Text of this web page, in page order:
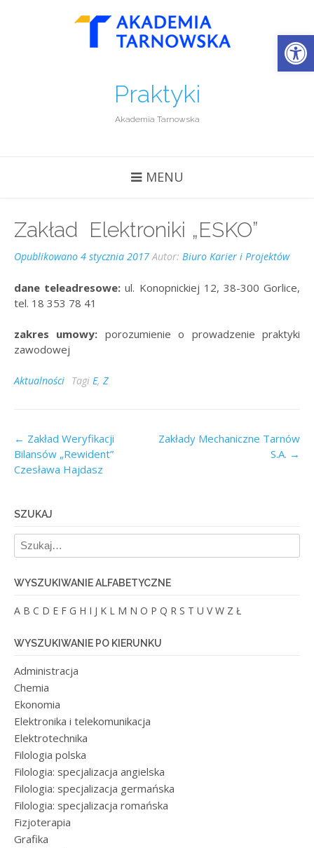
Praktyki
Akademia Tarnowska
MENU
Zakład Elektroniki „ESKO”
Opublikowano 4 stycznia 2017Autor: Biuro Karier i Projektów
dane teleadresowe:ul. Konopnickiej 12, 38-300 Gorlice,
tel. 18 353 78 41
zakres umowy: porozumienie o prowadzenie praktyki
zawodowej
Aktualności Tagi E, Z
Post
navigation
← Zakład Weryfikacji
Bilansów „Rewident”
Czesława Hajdasz
Zakłady Mechaniczne Tarnów
S.A. →
SZUKAJ
WYSZUKIWANIE ALFABETYCZNE
A B C D E F G H I J K L M N O P Q R S T U V W Z Ł
WYSZUKIWANIE PO KIERUNKU
Administracja
Chemia
Ekonomia
Elektronika i telekomunikacja
Elektrotechnika
Filologia polska
Filologia: specjalizacja angielska
Filologia: specjalizacja germańska
Filologia: specjalizacja romańska
Fizjoterapia
Grafika